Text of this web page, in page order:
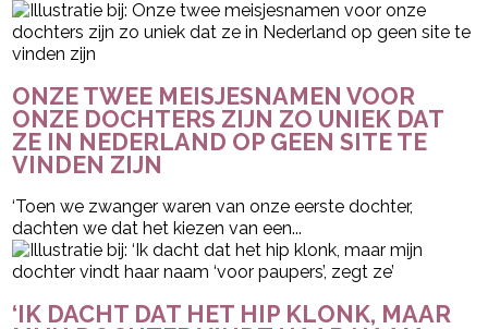
ONZE TWEE MEISJESNAMEN VOOR
ONZE DOCHTERS ZIJN ZO UNIEK DAT
ZE IN NEDERLAND OP GEEN SITE TE
VINDEN ZIJN
‘Toen we zwanger waren van onze eerste dochter,
dachten we dat het kiezen van een...
‘IK DACHT DAT HET HIP KLONK, MAAR